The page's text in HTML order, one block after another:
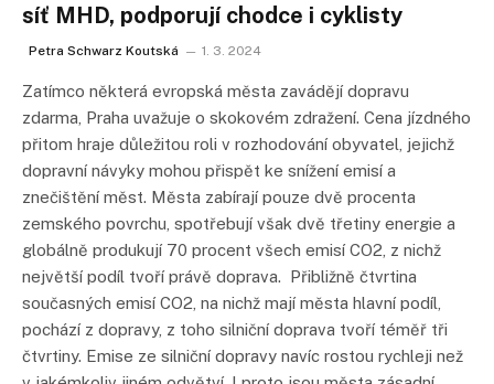
síť MHD, podporují chodce i cyklisty
Petra Schwarz Koutská 1. 3. 2024
Zatímco některá evropská města zavádějí dopravu
zdarma, Praha uvažuje o skokovém zdražení. Cena jízdného
přitom hraje důležitou roli v rozhodování obyvatel, jejichž
dopravní návyky mohou přispět ke snížení emisí a
znečištění měst. Města zabírají pouze dvě procenta
zemského povrchu, spotřebují však dvě třetiny energie a
globálně produkují 70 procent všech emisí CO2, z nichž
největší podíl tvoří právě doprava. Přibližně čtvrtina
současných emisí CO2, na nichž mají města hlavní podíl,
pochází z dopravy, z toho silniční doprava tvoří téměř tři
čtvrtiny. Emise ze silniční dopravy navíc rostou rychleji než